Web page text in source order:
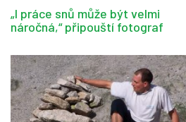
„I práce snů může být velmi
náročná,“ připouští fotograf